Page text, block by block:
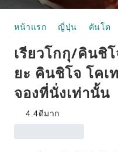
หน้าแรก ญี่ปุ่น คันโต
เรียวโกกุ/คินชิ
ยะ คินชิโจ โคเ
จองที่นั่งเท่านั้น
4.4ดีมาก